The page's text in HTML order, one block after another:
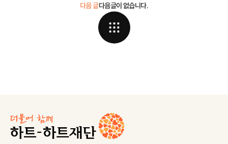
다음글이 없습니다.
다음 글